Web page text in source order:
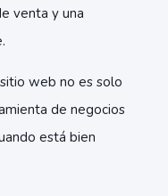
venta y una
web no es solo
de negocios
está bien